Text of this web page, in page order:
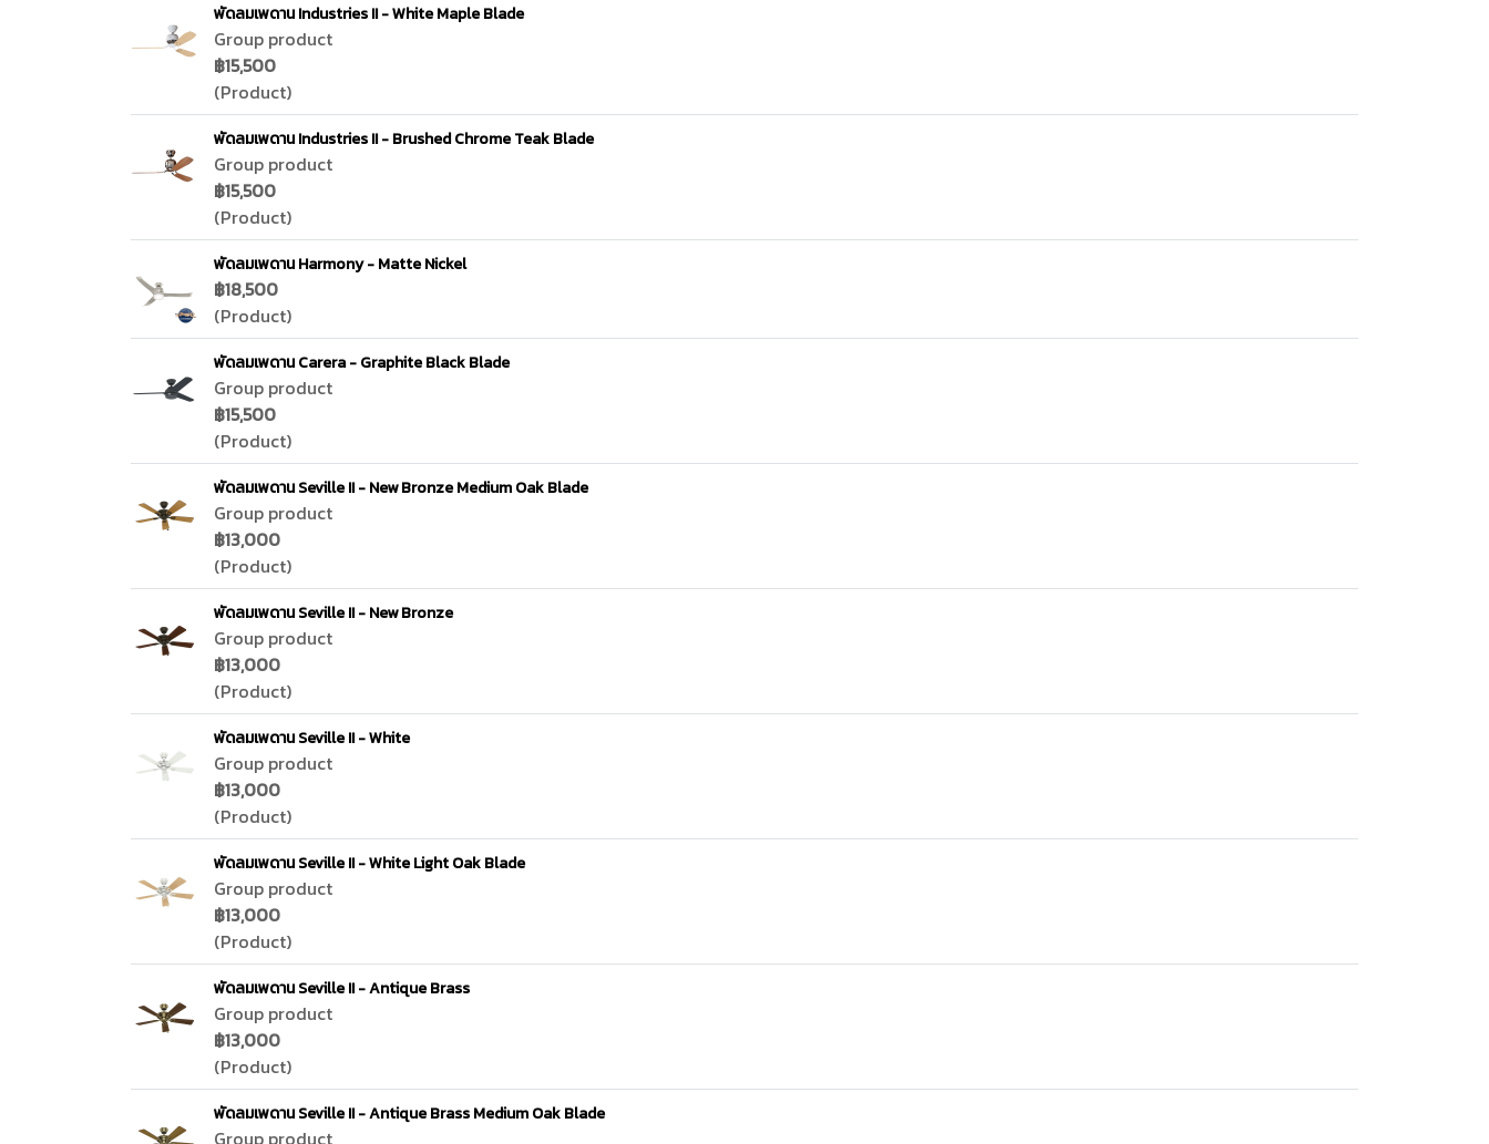
พัดลมเพดาน Industries II - White Maple Blade
Group product
฿15,500
(Product)
พัดลมเพดาน Industries II - Brushed Chrome Teak Blade
Group product
฿15,500
(Product)
พัดลมเพดาน Harmony - Matte Nickel
฿18,500
(Product)
พัดลมเพดาน Carera - Graphite Black Blade
Group product
฿15,500
(Product)
พัดลมเพดาน Seville II - New Bronze Medium Oak Blade
Group product
฿13,000
(Product)
พัดลมเพดาน Seville II - New Bronze
Group product
฿13,000
(Product)
พัดลมเพดาน Seville II - White
Group product
฿13,000
(Product)
พัดลมเพดาน Seville II - White Light Oak Blade
Group product
฿13,000
(Product)
พัดลมเพดาน Seville II - Antique Brass
Group product
฿13,000
(Product)
พัดลมเพดาน Seville II - Antique Brass Medium Oak Blade
Group product